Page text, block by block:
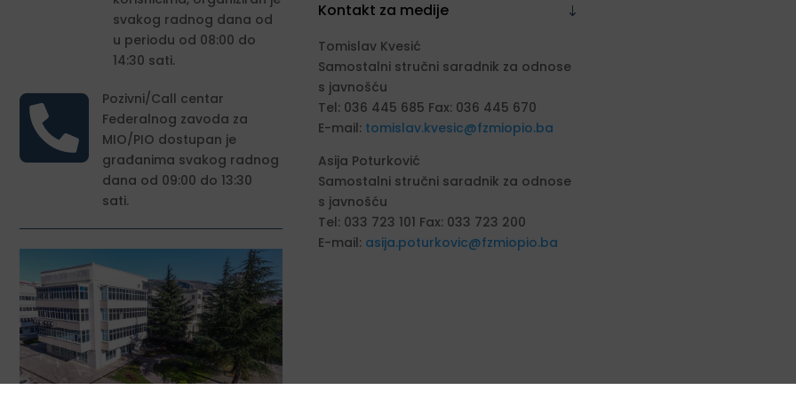
svakog radnog dana od
u periodu od 08:00 do
14:30 sati.

Pozivni/Call centar
Federalnog zavoda za
MIO/PIO dostupan je
građanima svakog radnog
dana od 09:00 do 13:30
sati.
Kontakt za medije
Tomislav Kvesić
Samostalni stručni saradnik za odnose
s javnošću
Tel: 036 445 685 Fax: 036 445 670
E-mail: tomislav.kvesic@fzmiopio.ba
Asija Poturković
Samostalni stručni saradnik za odnose
s javnošću
Tel: 033 723 101 Fax: 033 723 200
E-mail: asija.poturkovic@fzmiopio.ba